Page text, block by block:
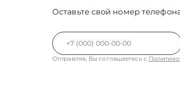
Оставьте свой номер
Отправляя, Вы соглашаетесь с